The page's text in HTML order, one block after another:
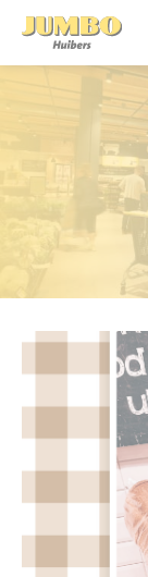
Winkels
P.W.A.
Nieuws
Acties
Werken bij
Vacatures
Werken
BBQ
Jumbo